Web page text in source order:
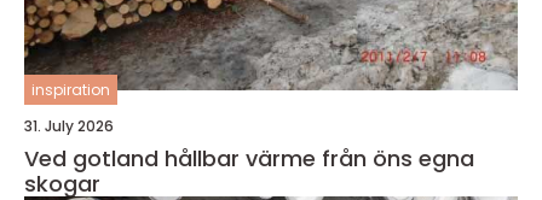
inspiration
31. July 2026
Ved gotland hållbar värme från öns egna
skogar